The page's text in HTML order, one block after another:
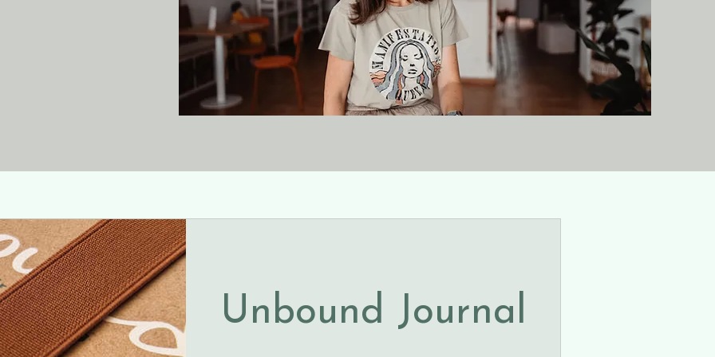
Unbound Journal